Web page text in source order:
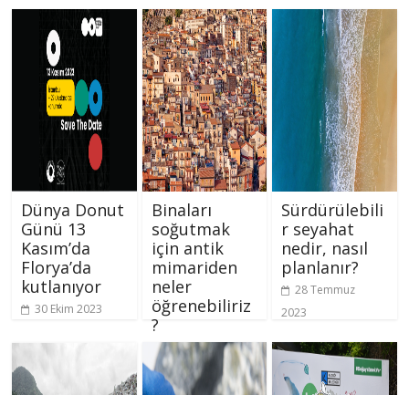
Dünya Donut
Günü 13
Kasım’da
Florya’da
kutlanıyor
30 Ekim 2023
Binaları
soğutmak
için antik
mimariden
neler
öğrenebiliriz
?
28 Ağustos
2023
Sürdürülebili
r seyahat
nedir, nasıl
planlanır?
28 Temmuz
2023